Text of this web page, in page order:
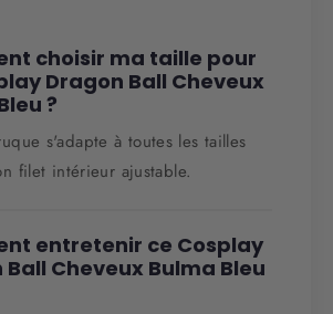
choisir ma taille pour
Dragon Ball Cheveux
?
s'adapte à toutes les tailles
filet intérieur ajustable.
entretenir ce Cosplay
Ball Cheveux Bulma Bleu